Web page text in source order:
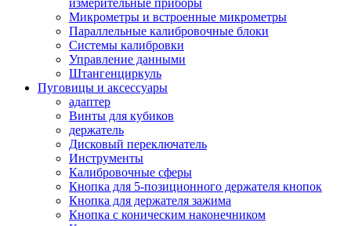
измерительные приборы
Микрометры и встроенные микрометры
Параллельные калибровочные блоки
Системы калибровки
Управление данными
Штангенциркуль
Пуговицы и аксессуары
адаптер
Винты для кубиков
держатель
Дисковый переключатель
Инструменты
Калибровочные сферы
Кнопка для 5-позиционного держателя кнопок
Кнопка для держателя зажима
Кнопка с коническим наконечником